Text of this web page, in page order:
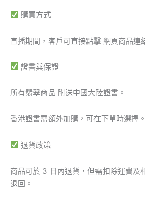
購買方式
直播期間，客戶可直接點擊 網頁商品連
證書與保證
所有翡翠商品 附送中國大陸證書。
香港證書需額外加購，可在下單時選擇。
退貨政策
商品可於 3 日內退貨，但需扣除運費及
退回。